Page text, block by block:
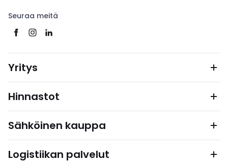
Seuraa meitä
Yritys
Hinnastot
Sähköinen kauppa
Logistiikan palvelut